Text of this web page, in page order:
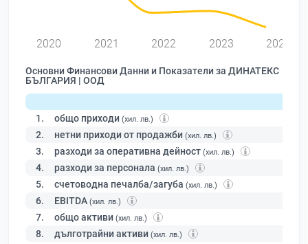
2020 2021 2022 2023 2024
Основни Финансови Данни и Показатели за ДИНАТЕКС
БЪЛГАРИЯ | ООД
1. общо приходи (хил. лв.)
2. нетни приходи от продажби (хил. лв.)
3. разходи за оперативна дейност (хил. лв.)
4. разходи за персонала (хил. лв.)
5. счетоводна печалба/загуба (хил. лв.)
6. EBITDA (хил. лв.)
7. общо активи (хил. лв.)
8. дълготрайни активи (хил. лв.)